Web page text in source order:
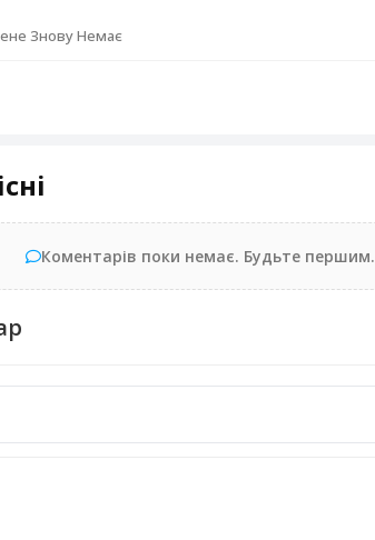
Знову Немає
Коментарів поки немає. Будьте першим.